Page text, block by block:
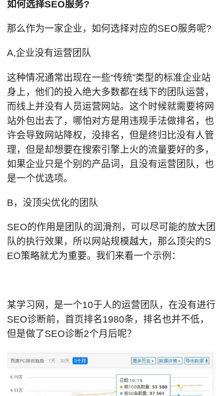
如何选择SEO服务?
那么作为一家企业，如何选择对应的SEO服务呢?
A,企业没有运营团队
这种情况通常出现在一些“传统”类型的标准企业站
身上，他们的投入绝大多数都在线下的团队运营，
而线上并没有人员运营网站。这个时候就需要将网
站外包出去了，哪怕对方是用违规手法做排名，也
许会导致网站降权，没排名，但是终归比没有人管
理，但是却想要在搜索引擎上火的流量要好的多，
如果企业只是个别的产品词，且没有运营团队，也
是一个优选项。
B，没顶尖优化的团队
SEO的作用是团队的润滑剂，可以尽可能的放大团
队的执行效果，所以网站规模越大，那么顶尖的S
EO策略就尤为重要。我们来看一个示例：
某学习网，是一个10于人的运营团队，在没有进行
SEO诊断前，首页排名1980条，排名也并不低，
但是做了SEO诊断2个月后呢？